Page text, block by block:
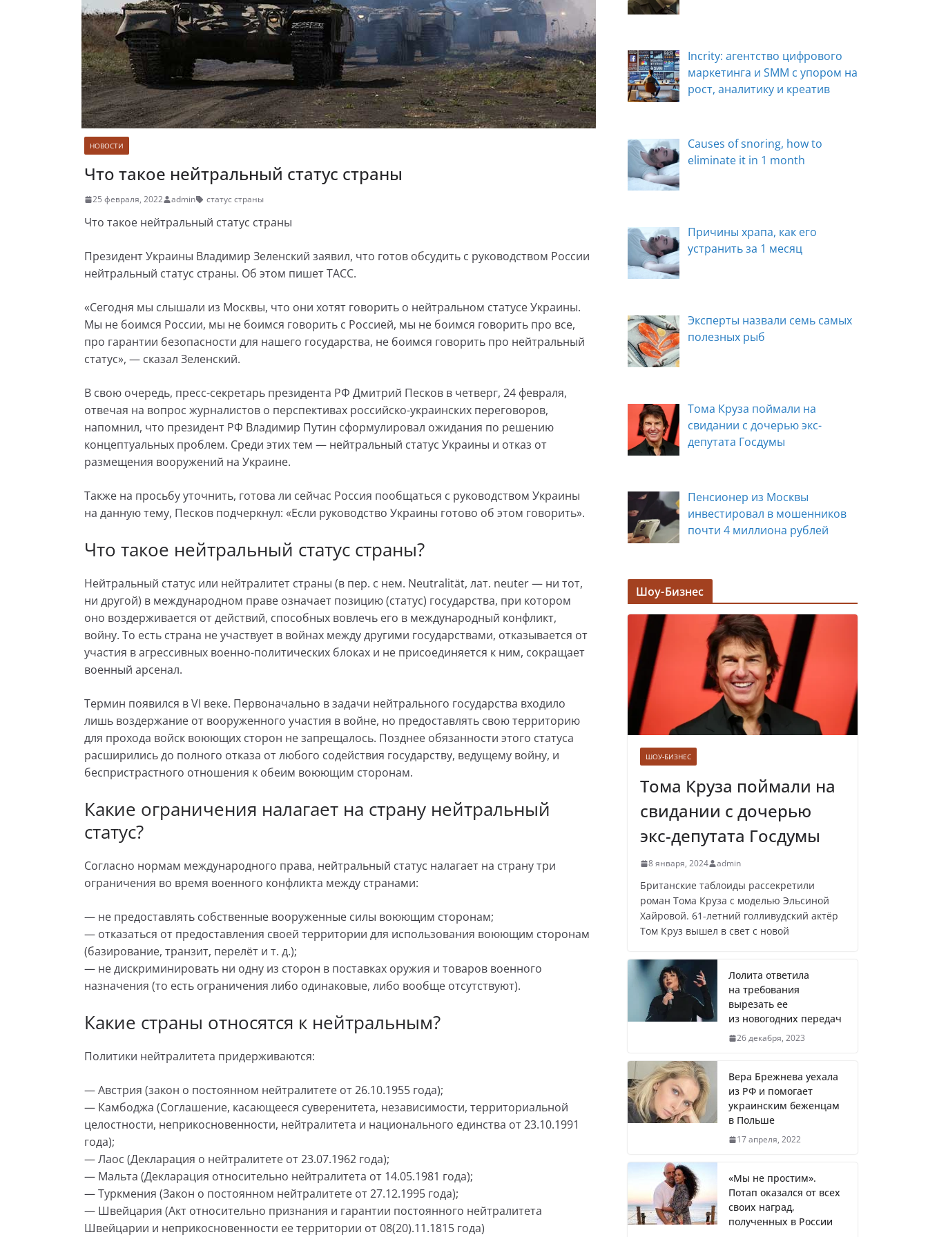
НОВОСТИ
Что такое нейтральный статус страны
25 февраля, 2022 admin статус страны
Что такое нейтральный статус страны
Президент Украины Владимир Зеленский заявил, что готов обсудить с руководством России
нейтральный статус страны. Об этом пишет ТАСС.
«Сегодня мы слышали из Москвы, что они хотят говорить о нейтральном статусе Украины.
Мы не боимся России, мы не боимся говорить с Россией, мы не боимся говорить про все,
про гарантии безопасности для нашего государства, не боимся говорить про нейтральный
статус», — сказал Зеленский.
В свою очередь, пресс-секретарь президента РФ Дмитрий Песков в четверг, 24 февраля,
отвечая на вопрос журналистов о перспективах российско-украинских переговоров,
напомнил, что президент РФ Владимир Путин сформулировал ожидания по решению
концептуальных проблем. Среди этих тем — нейтральный статус Украины и отказ от
размещения вооружений на Украине.
Также на просьбу уточнить, готова ли сейчас Россия пообщаться с руководством Украины
на данную тему, Песков подчеркнул: «Если руководство Украины готово об этом говорить».
Что такое нейтральный статус страны?
Нейтральный статус или нейтралитет страны (в пер. с нем. Neutralität, лат. neuter — ни тот,
ни другой) в международном праве означает позицию (статус) государства, при котором
оно воздерживается от действий, способных вовлечь его в международный конфликт,
войну. То есть страна не участвует в войнах между другими государствами, отказывается от
участия в агрессивных военно-политических блоках и не присоединяется к ним, сокращает
военный арсенал.
Термин появился в VI веке. Первоначально в задачи нейтрального государства входило
лишь воздержание от вооруженного участия в войне, но предоставлять свою территорию
для прохода войск воюющих сторон не запрещалось. Позднее обязанности этого статуса
расширились до полного отказа от любого содействия государству, ведущему войну, и
беспристрастного отношения к обеим воюющим сторонам.
Какие ограничения налагает на страну нейтральный
статус?
Согласно нормам международного права, нейтральный статус налагает на страну три
ограничения во время военного конфликта между странами:
— не предоставлять собственные вооруженные силы воюющим сторонам;
— отказаться от предоставления своей территории для использования воюющим сторонам
(базирование, транзит, перелёт и т. д.);
— не дискриминировать ни одну из сторон в поставках оружия и товаров военного
назначения (то есть ограничения либо одинаковые, либо вообще отсутствуют).
Какие страны относятся к нейтральным?
Политики нейтралитета придерживаются:
— Австрия (закон о постоянном нейтралитете от 26.10.1955 года);
— Камбоджа (Соглашение, касающееся суверенитета, независимости, территориальной
целостности, неприкосновенности, нейтралитета и национального единства от 23.10.1991
года);
— Лаос (Декларация о нейтралитете от 23.07.1962 года);
— Мальта (Декларация относительно нейтралитета от 14.05.1981 года);
— Туркмения (Закон о постоянном нейтралитете от 27.12.1995 года);
— Швейцария (Акт относительно признания и гарантии постоянного нейтралитета
Швейцарии и неприкосновенности ее территории от 08(20).11.1815 года)
Incrity: агентство цифрового
маркетинга и SMM с упором на
рост, аналитику и креатив
Causes of snoring, how to
eliminate it in 1 month
Причины храпа, как его
устранить за 1 месяц
Эксперты назвали семь самых
полезных рыб
Тома Круза поймали на
свидании с дочерью экс-
депутата Госдумы
Пенсионер из Москвы
инвестировал в мошенников
почти 4 миллиона рублей
Задержана мэр Кургана Елена
Ситникова, в её кабинете
прошли обыски
Лолита ответила
на требования вырезать ее
из новогодних передач
Врач назвал самые вредные
продукты для сердца
Врачи рассказали о состоянии
младенца, которого бросили
замерзать на остановке
Названы регионы России, где
Что заявил многолетний друг
Житель Швеции продал яхту и
украинцев
Вера Брежнева уехала из РФ и
помогает украинским
Шоу-Бизнес
ШОУ-БИЗНЕС
Тома Круза поймали на
свидании с дочерью
экс-депутата Госдумы
8 января, 2024 admin
Британские таблоиды рассекретили
роман Тома Круза с моделью Эльсиной
Хайровой. 61-летний голливудский актёр
Том Круз вышел в свет с новой
Лолита ответила
на требования
вырезать ее
из новогодних передач
26 декабря, 2023
Вера Брежнева уехала
из РФ и помогает
украинским беженцам
в Польше
17 апреля, 2022
«Мы не простим».
Потап оказался от всех
своих наград,
полученных в России